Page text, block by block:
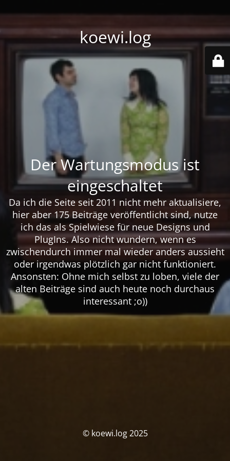
koewi.log
Der Wartungsmodus ist
eingeschaltet
Da ich die Seite seit 2011 nicht mehr aktualisiere,
hier aber 175 Beiträge veröffentlicht sind, nutze
ich das als Spielwiese für neue Designs und
PlugIns. Also nicht wundern, wenn es
zwischendurch immer mal wieder anders aussieht
oder irgendwas plötzlich gar nicht funktioniert.
Ansonsten: Ohne mich selbst zu loben, viele der
alten Beiträge sind auch heute noch durchaus
interessant ;o))
© koewi.log 2025